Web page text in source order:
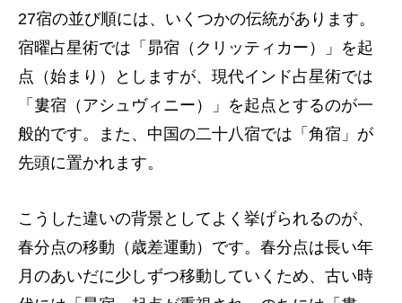
27宿の並び順には、いくつかの伝統があります。
宿曜占星術では「昴宿（クリッティカー）」を起
点（始まり）としますが、現代インド占星術では
「婁宿（アシュヴィニー）」を起点とするのが一
般的です。また、中国の二十八宿では「角宿」が
先頭に置かれます。
こうした違いの背景としてよく挙げられるのが、
春分点の移動（歳差運動）です。春分点は長い年
月のあいだに少しずつ移動していくため、古い時